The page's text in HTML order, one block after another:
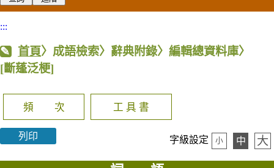
:::
首頁〉成語檢索〉辭典附錄〉編輯總資料庫〉
[斷蓬泛梗]
頻 次 工 具 書
列印 字級設定 小 中 大